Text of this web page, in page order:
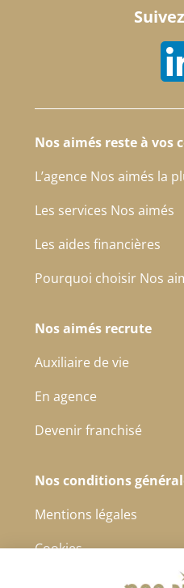
Nos aimés reste à vos
L’agence Nos aimés la
Les services Nos aimés
Les aides financières
Pourquoi choisir Nos
Nos aimés recrute
Auxiliaire de vie
En agence
Devenir franchisé
Nos conditions
Mentions légales
Cookies
Protection des